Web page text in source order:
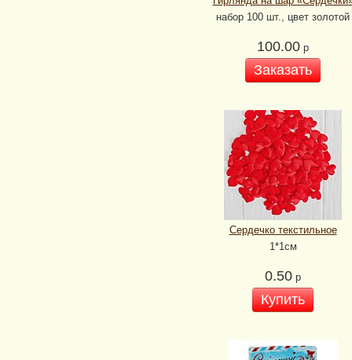
набор 100 шт., цвет золотой
100.00 р
Заказать
Сердечко текстильное
1*1см
0.50 р
Купить